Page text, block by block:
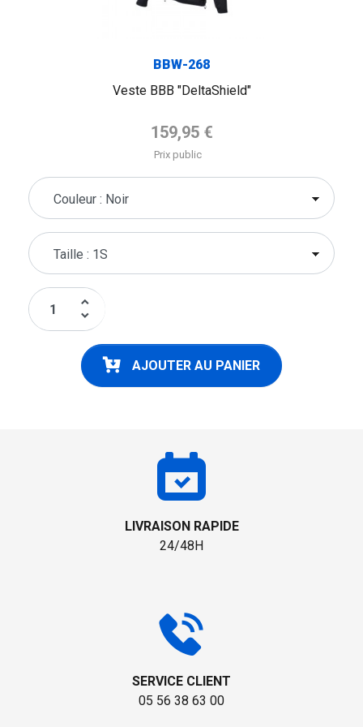
BBW-268
Veste BBB "DeltaShield"
Prix de base
159,95 €
Prix public
keyboard_arrow_up
keyboard_arrow_down
AJOUTER AU PANIER
LIVRAISON RAPIDE
24/48H
SERVICE CLIENT
05 56 38 63 00